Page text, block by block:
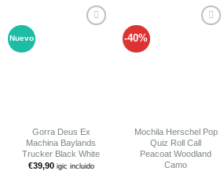
Nuevo
Gorra Deus Ex
Machina Baylands
Trucker Black White
€39,90 igic incluido
-40%
Mochila Herschel Pop
Quiz Roll Call
Peacoat Woodland
Camo